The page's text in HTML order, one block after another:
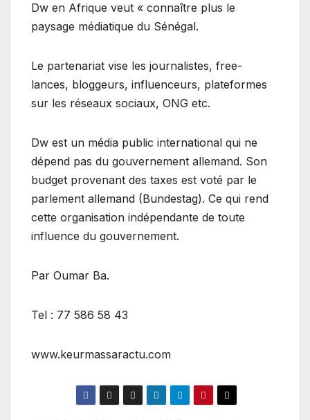
Dw en Afrique veut « connaître plus le
paysage médiatique du Sénégal.
Le partenariat vise les journalistes, free-
lances, bloggeurs, influenceurs, plateformes
sur les réseaux sociaux, ONG etc.
Dw est un média public international qui ne
dépend pas du gouvernement allemand. Son
budget provenant des taxes est voté par le
parlement allemand (Bundestag). Ce qui rend
cette organisation indépendante de toute
influence du gouvernement.
Par Oumar Ba.
Tel : 77 586 58 43
www.keurmassaractu.com